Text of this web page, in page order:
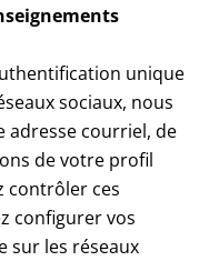
unique
sociaux, nous
courriel, de
de votre profil
contrôler ces
configurer vos
sur les réseaux